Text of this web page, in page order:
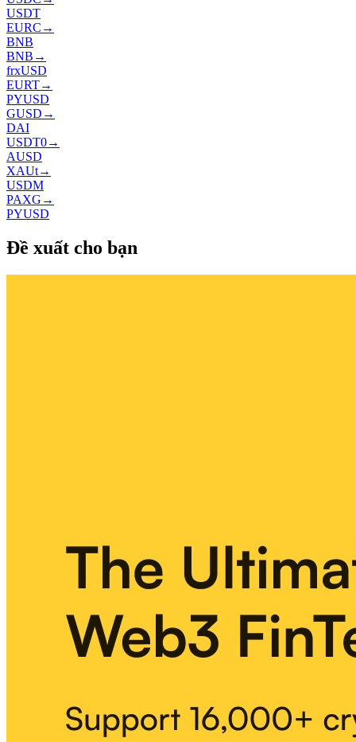
USDT
EURC →
BNB
BNB →
frxUSD
EURT→
PYUSD
GUSD →
DAI
USDT0→
AUSD
XAUt→
USDM
PAXG →
PYUSD
Đề xuất cho bạn